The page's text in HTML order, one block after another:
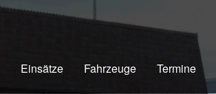
Einsätze Fahrzeuge Termine